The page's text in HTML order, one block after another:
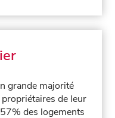
grande majorité
de leur
des logements